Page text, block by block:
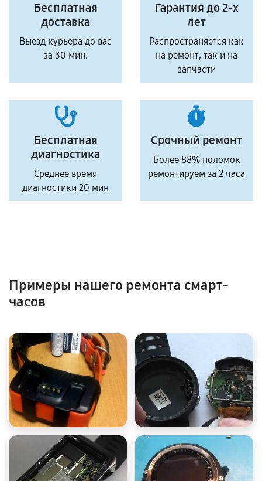
Бесплатная
доставка
Выезд курьера до вас
за 30 мин.
Гарантия до 2-х
лет
Распространяется как
на ремонт, так и на
запчасти
Бесплатная
диагностика
Среднее время
диагностики 20 мин
Срочный ремонт
Более 88% поломок
ремонтируем за 2 часа
Примеры нашего ремонта смарт-
часов